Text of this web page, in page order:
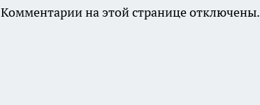
Комментарии на этой странице отключены.